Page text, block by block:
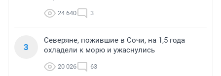
24 640 3
3
Северяне, пожившие в Сочи, на 1,5 года
охладели к морю и ужаснулись
20 026 63